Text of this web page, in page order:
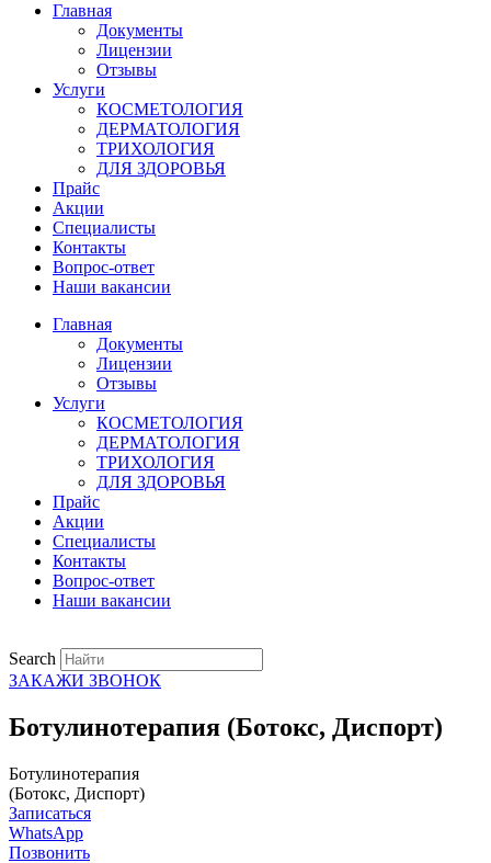
Главная
Документы
Лицензии
Отзывы
Услуги
КОСМЕТОЛОГИЯ
ДЕРМАТОЛОГИЯ
ТРИХОЛОГИЯ
ДЛЯ ЗДОРОВЬЯ
Прайс
Акции
Специалисты
Контакты
Вопрос-ответ
Наши вакансии
Главная
Документы
Лицензии
Отзывы
Услуги
КОСМЕТОЛОГИЯ
ДЕРМАТОЛОГИЯ
ТРИХОЛОГИЯ
ДЛЯ ЗДОРОВЬЯ
Прайс
Акции
Специалисты
Контакты
Вопрос-ответ
Наши вакансии
Search
ЗАКАЖИ ЗВОНОК
Ботулинотерапия (Ботокс, Диспорт)
Ботулинотерапия
(Ботокс, Диспорт)
Записаться
WhatsApp
Позвонить